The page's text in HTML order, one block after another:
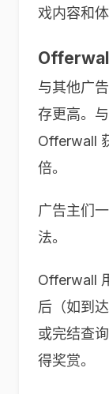
戏内容和体
与其他广
存更高。
Offerwall
倍。
广告主们
法。
Offerwall
后（如到
或完结查
得奖赏。